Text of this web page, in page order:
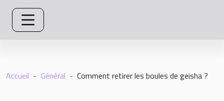
Accueil Général Comment retirer les boules de geisha ?